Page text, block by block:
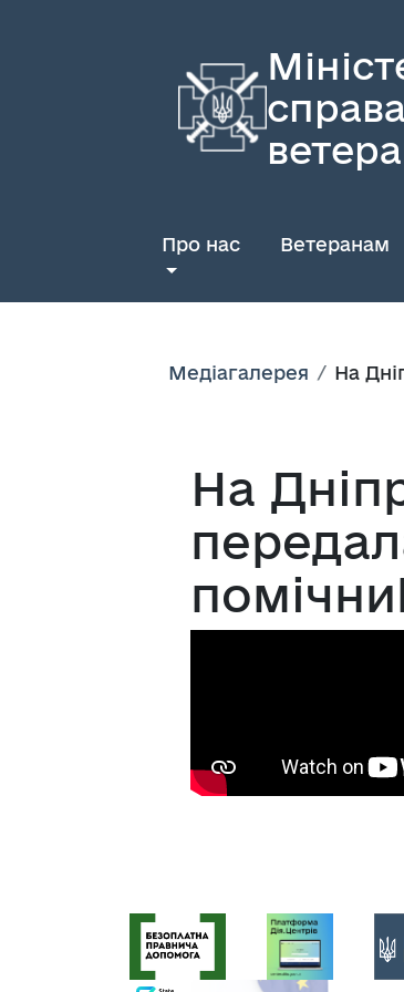
Про нас Ветеранам
Медіагалерея На
На